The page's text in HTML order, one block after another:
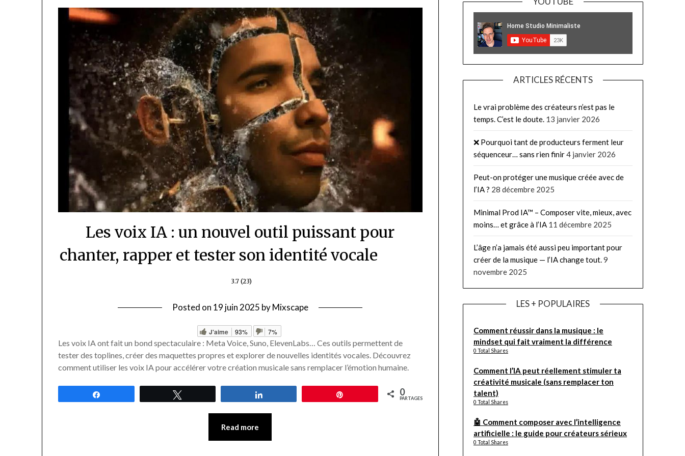
Les voix IA : un nouvel outil puissant pour
chanter, rapper et tester son identité vocale
3.7 (23)
Posted on 19 juin 2025 byMixscape
J'aime 93% 7%
Les voix IA ont fait un bond spectaculaire : Meta Voice, Suno, ElevenLabs… Ces outils permettent de
tester des toplines, créer des maquettes propres et explorer de nouvelles identités vocales. Découvrez
comment utiliser les voix IA pour accélérer votre création musicale sans remplacer l’émotion humaine.
0
PARTAGES
Read more
ARTICLES RÉCENTS
Le vrai problème des créateurs n’est pas le
temps. C’est le doute. 13 janvier 2026
❌ Pourquoi tant de producteurs ferment leur
séquenceur… sans rien finir4 janvier 2026
Peut-on protéger une musique créée avec de
l’IA ? 28 décembre 2025
Minimal Prod IA™ – Composer vite, mieux, avec
moins… et grâce à l’IA 11 décembre 2025
L’âge n’a jamais été aussi peu important pour
créer de la musique — l’IA change tout.9
novembre 2025
LES + POPULAIRES
Comment réussir dans la musique : le
mindset qui fait vraiment la différence
0 Total Shares
Comment l’IA peut réellement stimuler ta
créativité musicale (sans remplacer ton
talent)
0 Total Shares
🤖 Comment composer avec l’intelligence
artificielle : le guide pour créateurs sérieux
0 Total Shares